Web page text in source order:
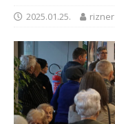
2025.01.25. rizner